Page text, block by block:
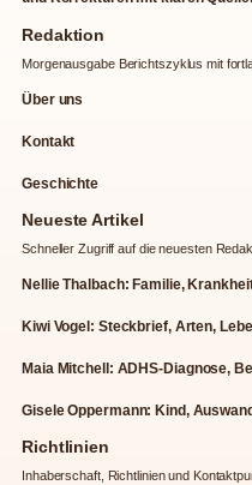
Redaktion
Morgenausgabe Berichtszyklus mit
Über uns
Kontakt
Geschichte
Neueste Artikel
Schneller Zugriff auf die neuesten
Nellie Thalbach: Familie,
Kiwi Vogel: Steckbrief, Arten,
Maia Mitchell: ADHS-Diagnose,
Gisele Oppermann: Kind,
Richtlinien
Inhaberschaft, Richtlinien und